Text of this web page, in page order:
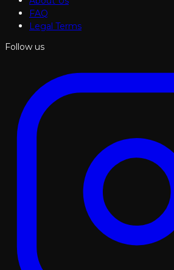
FAQ
Legal Terms
Follow us